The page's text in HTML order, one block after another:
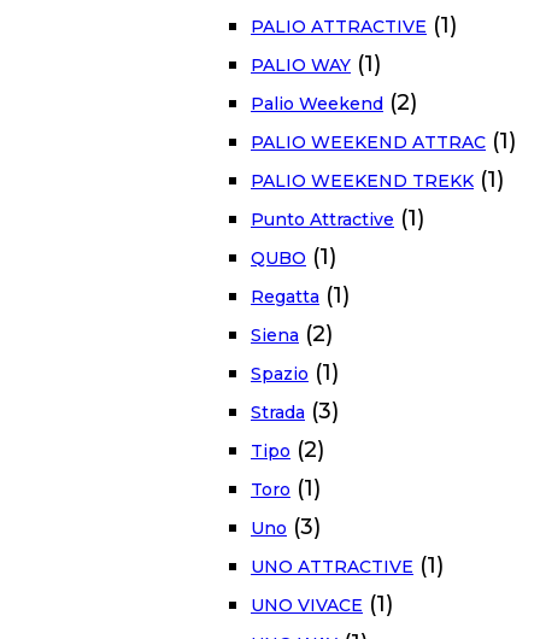
PALIO ATTRACTIVE (1)
PALIO WAY (1)
Palio Weekend (2)
PALIO WEEKEND ATTRAC (1)
PALIO WEEKEND TREKK (1)
Punto Attractive (1)
QUBO (1)
Regatta (1)
Siena (2)
Spazio (1)
Strada (3)
Tipo (2)
Toro (1)
Uno (3)
UNO ATTRACTIVE (1)
UNO VIVACE (1)